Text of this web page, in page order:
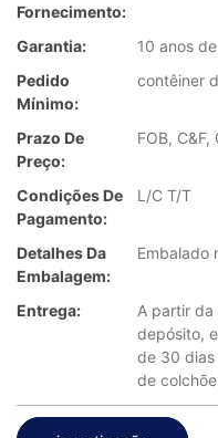
Fornecimento:
Garantia:
10 anos
Pedido
Mínimo:
contêiner
Prazo De
Preço:
FOB,
Condições De
Pagamento:
L/C T/T
Detalhes Da
Embalagem:
Embalado
Entrega:
A partir
depósito,
de 30
de